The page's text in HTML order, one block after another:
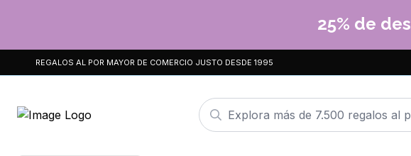
25% de
REGALOS AL POR MAYOR DE COMERCIO JUSTO DESDE 1995